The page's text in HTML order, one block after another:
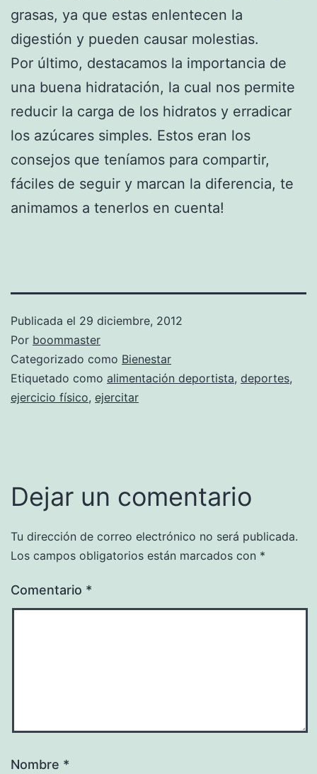
grasas, ya que estas enlentecen la
digestión y pueden causar molestias.
Por último, destacamos la importancia de
una buena hidratación, la cual nos permite
reducir la carga de los hidratos y erradicar
los azúcares simples. Estos eran los
consejos que teníamos para compartir,
fáciles de seguir y marcan la diferencia, te
animamos a tenerlos en cuenta!
Publicada el 29 diciembre, 2012
Por boommaster
Categorizado como Bienestar
Etiquetado como alimentación deportista, deportes,
ejercicio físico, ejercitar
Dejar un comentario
Tu dirección de correo electrónico no será publicada.
Los campos obligatorios están marcados con *
Comentario *
Nombre *